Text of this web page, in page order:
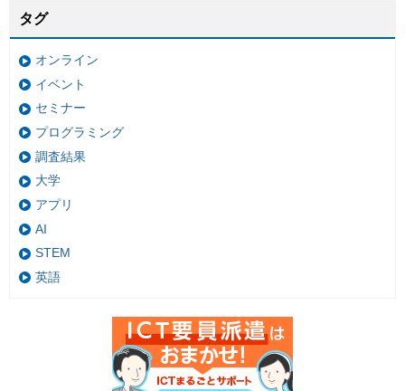
タグ
オンライン
イベント
セミナー
プログラミング
調査結果
大学
アプリ
AI
STEM
英語